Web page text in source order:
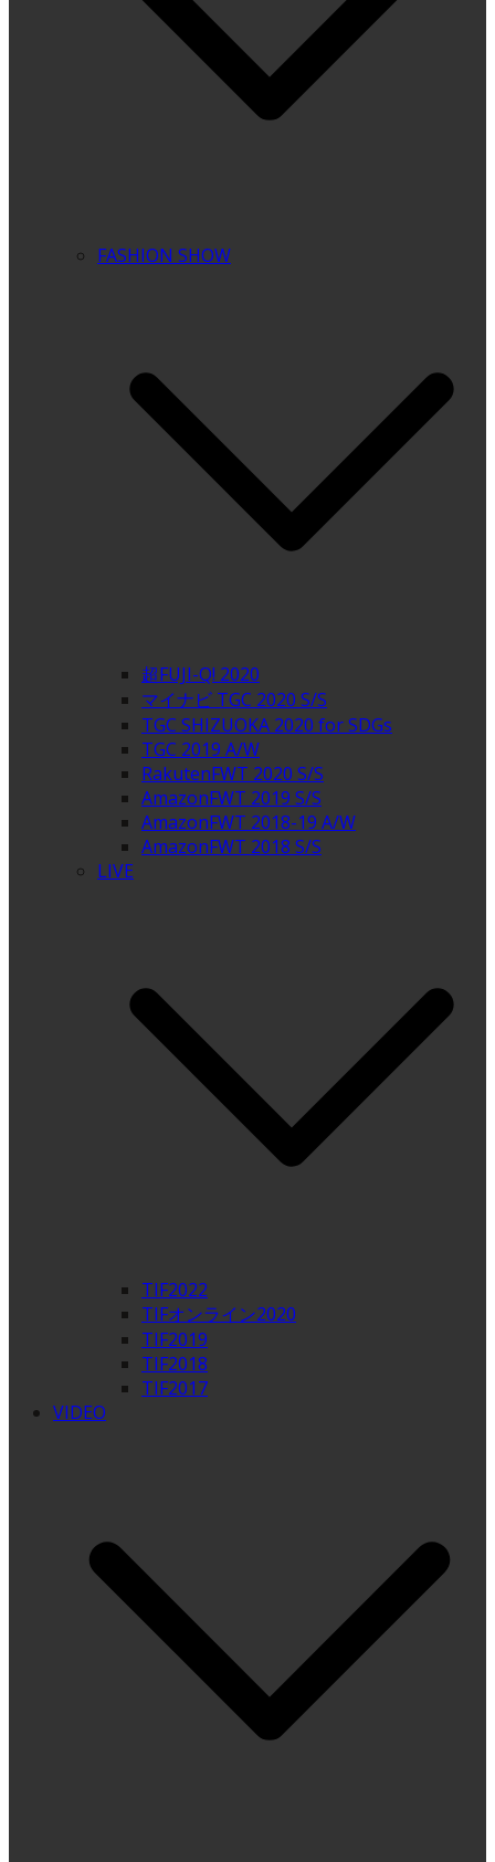
FASHION SHOW
超FUJI-Q! 2020
マイナビ TGC 2020 S/S
TGC SHIZUOKA 2020 for SDGs
TGC 2019 A/W
RakutenFWT 2020 S/S
AmazonFWT 2019 S/S
AmazonFWT 2018-19 A/W
AmazonFWT 2018 S/S
LIVE
TIF2022
TIFオンライン2020
TIF2019
TIF2018
TIF2017
VIDEO